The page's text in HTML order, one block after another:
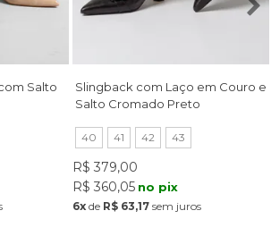
Salto
Slingback com Laço em Couro e
Salto Cromado Preto
40 41 42 43
R$ 379,00
R$ 360,05 no pix
6x de R$ 63,17 sem juros